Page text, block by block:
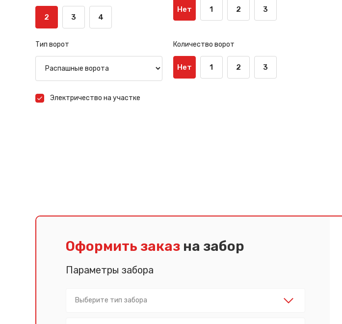
2 3 4
Нет 1 2 3
Тип ворот Количество ворот
Нет 1 2 3
Электричество на участке
Оформить заказ на забор
Параметры забора
Сообщение
Спасибо за обращение, наш